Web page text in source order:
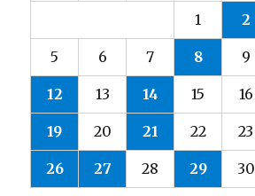
1 2
5 6 7 8 9
12 13 14 15 16
19 20 21 22 23
26 27 28 29 30